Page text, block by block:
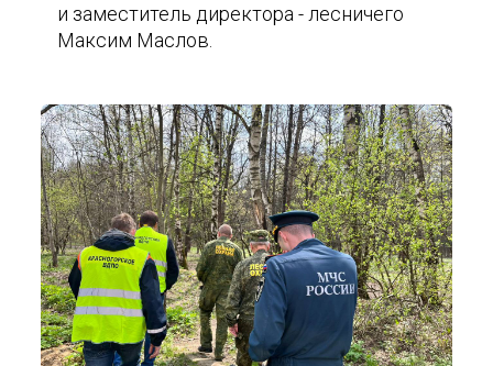
и заместитель директора - лесничего
Максим Маслов.